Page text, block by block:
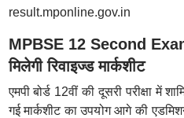
result.mponline.gov.in
MPBSE 12 Second
मिलेगी रिवाइज्ड मार्कशीट
एमपी बोर्ड 12वीं की दूसरी परीक्षा में
गई मार्कशीट का उपयोग आगे की